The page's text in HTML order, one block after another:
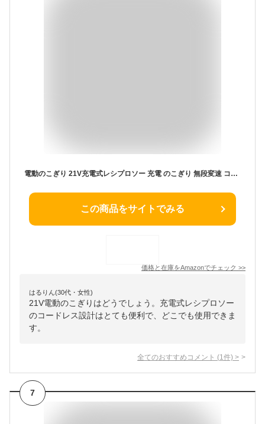
電動のこぎり 21V充電式レシプロソー 充電 のこぎり 無段変速 コードレスレシプロソー 替刃8本 2個リチウムイオンバッテリ1.0Ah 金属切断、木工用、さまざまな作業に 収納ケース 付き 日本語取扱説明書付き
この商品をサイトでみる
価格と在庫をAmazonでチェック >>
はるりん(30代・女性)
21V電動のこぎりはどうでしょう。充電式レシプロソー
のコードレス設計はとても便利で、どこでも使用できま
す。
全てのおすすめコメント (1 件) >
7